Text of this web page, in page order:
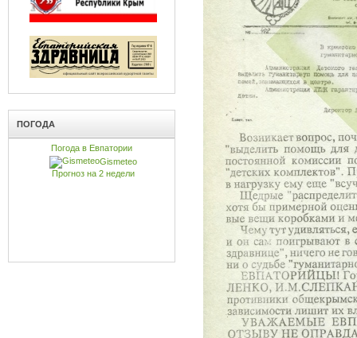
ПОГОДА
Погода в Евпатории
Gismeteo
Прогноз на 2 недели